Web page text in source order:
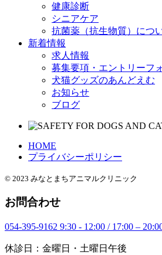
健康診断
シニアケア
抗菌薬（抗生物質）につ
新着情報
求人情報
募集要項・エントリーフ
犬猫グッズのあんどえむ
お知らせ
ブログ
HOME
プライバシーポリシー
© 2023 みなとまちアニマルクリニック
お問合わせ
054-395-9162 9:30 - 12:00 / 17:00 –
休診日：金曜日・土曜日午後